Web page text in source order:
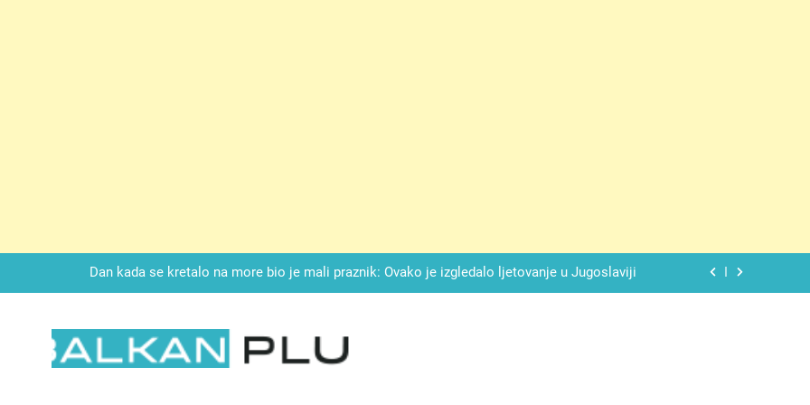
Dan kada se kretalo na more bio je mali praznik: Ovako je izgledalo ljetovanje u Jugoslaviji
Drži jezik za zubima, i gledaj kako se problemi smanjuju – ove 4 stvari ne govori ni rodu rođenom